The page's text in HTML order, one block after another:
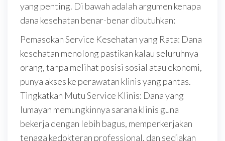
yang penting. Di bawah adalah argumen kenapa
dana kesehatan benar-benar dibutuhkan:
Pemasokan Service Kesehatan yang Rata: Dana
kesehatan menolong pastikan kalau seluruhnya
orang, tanpa melihat posisi sosial atau ekonomi,
punya akses ke perawatan klinis yang pantas.
Tingkatkan Mutu Service Klinis: Dana yang
lumayan memungkinnya sarana klinis guna
bekerja dengan lebih bagus, memperkerjakan
tenaga kedokteran professional, dan sediakan